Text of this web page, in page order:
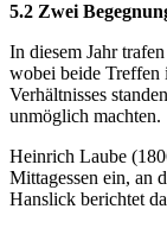
5.2 Zwei
In diesem Jahr
wobei beide Treffen
Verhältnisses
unmöglich machten.
Heinrich Laube
Mittagessen ein, an
Hanslick berichtet